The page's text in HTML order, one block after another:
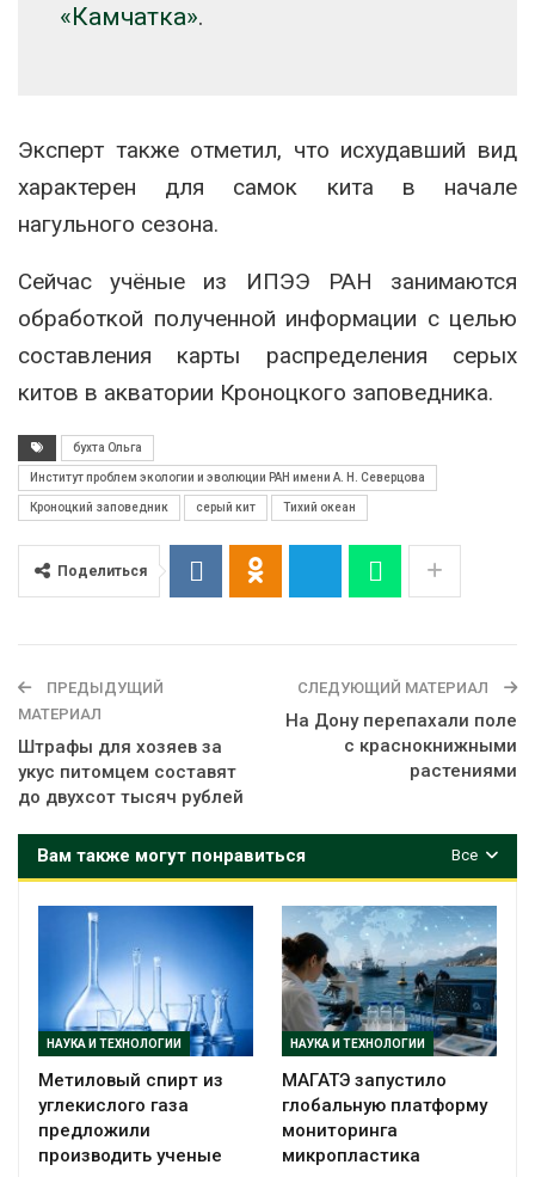
«Камчатка».
Эксперт также отметил, что исхудавший вид
характерен для самок кита в начале
нагульного сезона.
Сейчас учёные из ИПЭЭ РАН занимаются
обработкой полученной информации с целью
составления карты распределения серых
китов в акватории Кроноцкого заповедника.
бухта Ольга
Институт проблем экологии и эволюции РАН имени А. Н. Северцова
Кроноцкий заповедник серый кит Тихий океан
Поделиться
ПРЕДЫДУЩИЙ
МАТЕРИАЛ
Штрафы для хозяев за
укус питомцем составят
до двухсот тысяч рублей
СЛЕДУЮЩИЙ МАТЕРИАЛ
На Дону перепахали поле
с краснокнижными
растениями
Все
Вам также могут понравиться
НАУКА И ТЕХНОЛОГИИ
Метиловый спирт из
углекислого газа
предложили
производить ученые
НАУКА И ТЕХНОЛОГИИ
МАГАТЭ запустило
глобальную платформу
мониторинга
микропластика